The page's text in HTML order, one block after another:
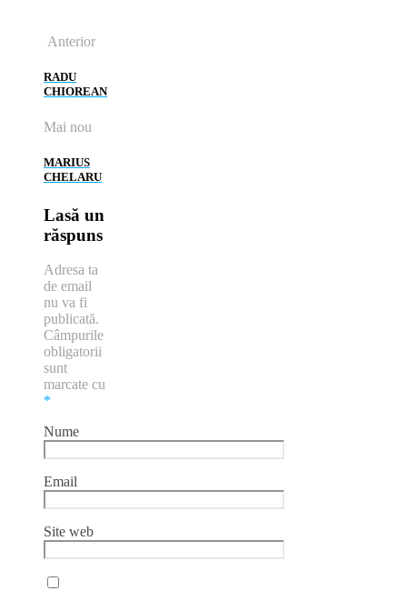
Anterior
RADU
CHIOREAN
Mai nou
MARIUS
CHELARU
Lasă un
răspuns
Adresa ta
de email
nu va fi
publicată.
Câmpurile
obligatorii
sunt
marcate cu
*
Nume
Email
Site web